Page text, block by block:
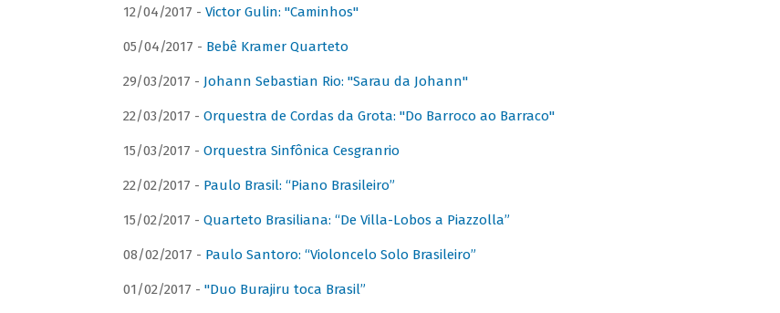
12/04/2017 - Victor Gulin: "Caminhos"
05/04/2017 - Bebê Kramer Quarteto
29/03/2017 - Johann Sebastian Rio: "Sarau da Johann"
22/03/2017 - Orquestra de Cordas da Grota: "Do Barroco ao Barraco"
15/03/2017 - Orquestra Sinfônica Cesgranrio
22/02/2017 - Paulo Brasil: “Piano Brasileiro”
15/02/2017 - Quarteto Brasiliana: “De Villa-Lobos a Piazzolla”
08/02/2017 - Paulo Santoro: “Violoncelo Solo Brasileiro”
01/02/2017 - "Duo Burajiru toca Brasil”